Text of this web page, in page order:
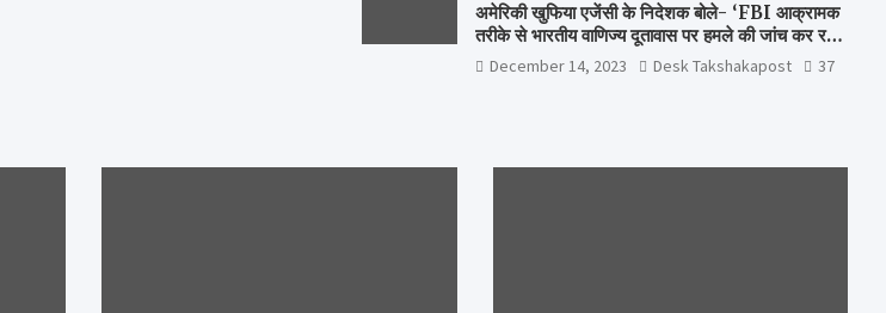
अमेरिकी खुफिया एजेंसी के निदेशक बोले- ‘FBI आक्रामक
तरीके से भारतीय वाणिज्य दूतावास पर हमले की जांच कर रही
है’December 14, 2023 Desk Takshakapost 37